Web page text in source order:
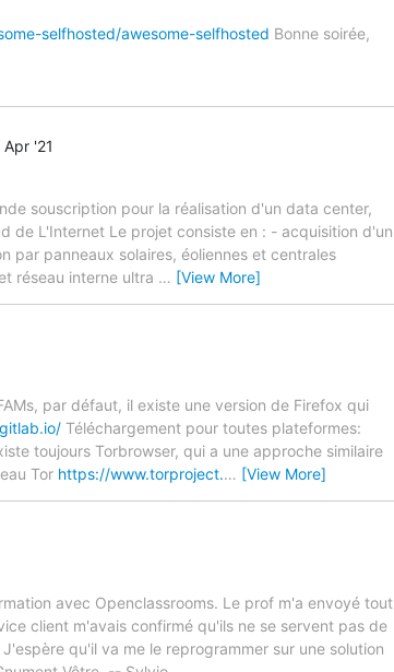
selfhosted/awesome-selfhosted Bonne soirée,
Apr '21
souscription pour la réalisation d'un data center,
de L'Internet Le projet consiste en : - acquisition d'un
panneaux solaires, éoliennes et centrales
réseau interne ultra … [View More]
par défaut, il existe une version de Firefox qui
Téléchargement pour toutes plateformes:
toujours Torbrowser, qui a une approche similaire
Tor https://www.torproject.… [View More]
avec Openclassrooms. Le prof m'a envoyé tout
client m'avais confirmé qu'ils ne se servent pas de
qu'il va me le reprogrammer sur une solution